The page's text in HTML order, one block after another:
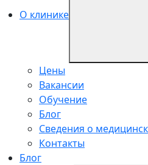
О клинике
Цены
Вакансии
Обучение
Блог
Сведения о
Контакты
Блог